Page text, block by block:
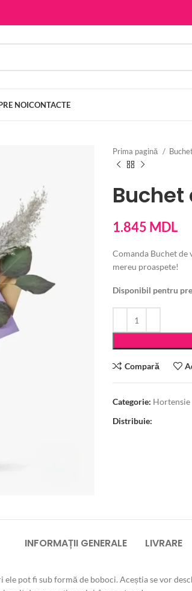
NOICONTACTE
Prima pagină
Buchet
1.845 MDL
Comanda Buchet de
mereu proaspete!
Disponibil pentru
Compară
Categorie: Hortensie
Distribuie:
INFORMAȚII GENERALE LIVRARE
pot fi sub formă de boboci. Aceștia se vor